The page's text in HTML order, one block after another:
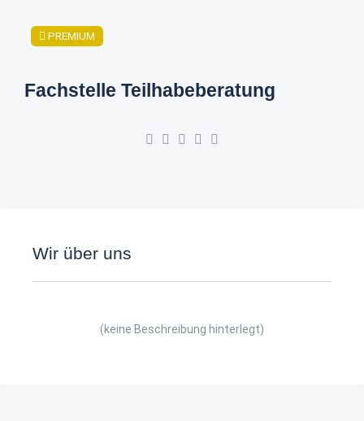
PREMIUM
Fachstelle Teilhabeberatung
Wir über uns
(keine Beschreibung hinterlegt)